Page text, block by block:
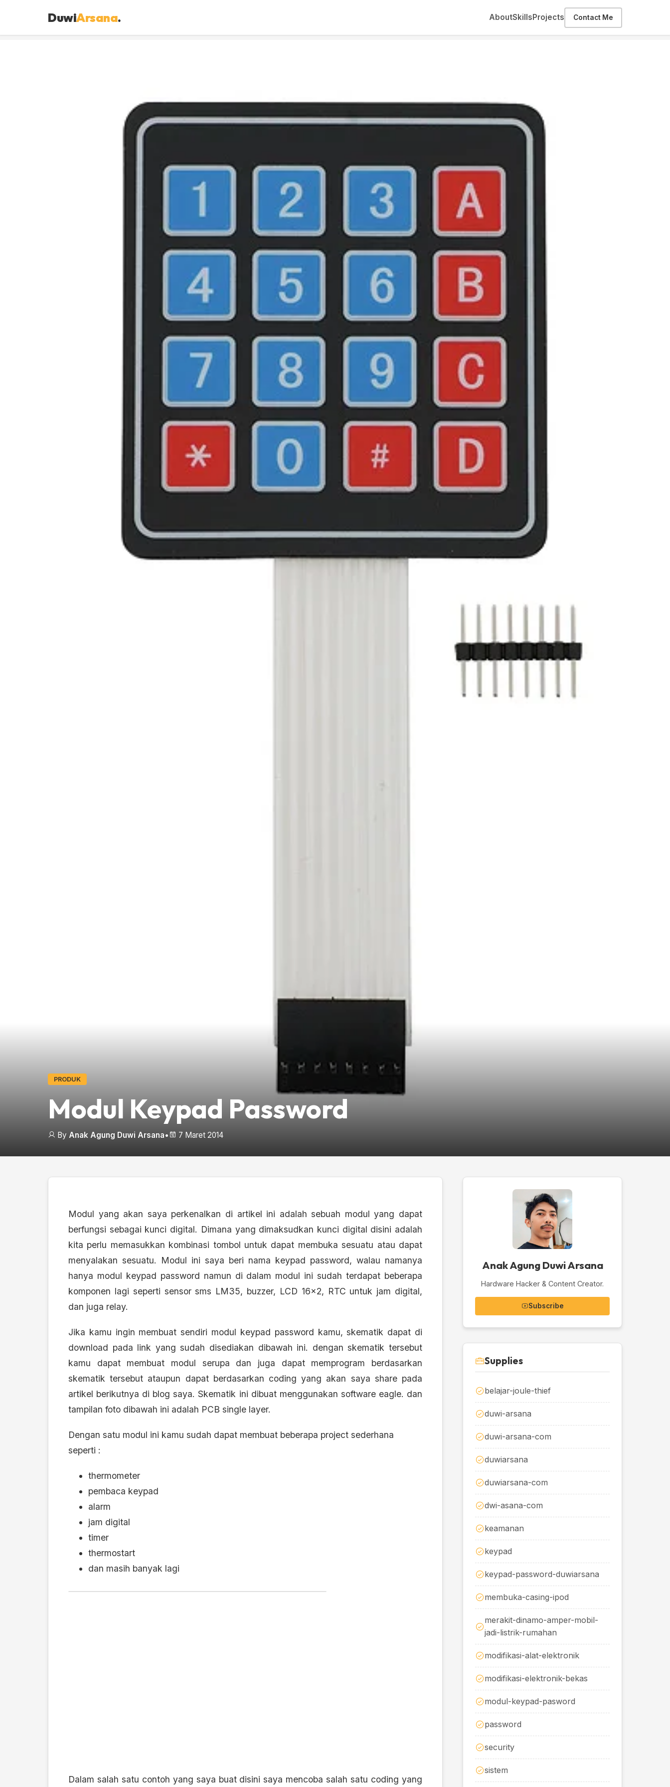
DuwiArsana. AboutSkillsProjects Contact Me
PRODUK
Modul Keypad Password
By Anak Agung Duwi Arsana• 7 Maret 2014
Modul yang akan saya perkenalkan di artikel ini adalah sebuah modul yang dapat
berfungsi sebagai kunci digital. Dimana yang dimaksudkan kunci digital disini adalah
kita perlu memasukkan kombinasi tombol untuk dapat membuka sesuatu atau dapat
menyalakan sesuatu. Modul ini saya beri nama keypad password, walau namanya
hanya modul keypad password namun di dalam modul ini sudah terdapat beberapa
komponen lagi seperti sensor sms LM35, buzzer, LCD 16×2, RTC untuk jam digital,
dan juga relay.
Jika kamu ingin membuat sendiri modul keypad password kamu, skematik dapat di
download pada link yang sudah disediakan dibawah ini. dengan skematik tersebut
kamu dapat membuat modul serupa dan juga dapat memprogram berdasarkan
skematik tersebut ataupun dapat berdasarkan coding yang akan saya share pada
artikel berikutnya di blog saya. Skematik ini dibuat menggunakan software eagle. dan
tampilan foto dibawah ini adalah PCB single layer.
Dengan satu modul ini kamu sudah dapat membuat beberapa project sederhana
seperti :
thermometer
pembaca keypad
alarm
jam digital
timer
thermostart
dan masih banyak lagi
Dalam salah satu contoh yang saya buat disini saya mencoba salah satu coding yang
Anak Agung Duwi Arsana
Hardware Hacker & Content Creator.
Subscribe
Supplies
belajar-joule-thief
duwi-arsana
duwi-arsana-com
duwiarsana
duwiarsana-com
dwi-asana-com
keamanan
keypad
keypad-password-duwiarsana
membuka-casing-ipod
merakit-dinamo-amper-mobil-
jadi-listrik-rumahan
modifikasi-alat-elektronik
modifikasi-elektronik-bekas
modul-keypad-pasword
password
security
sistem